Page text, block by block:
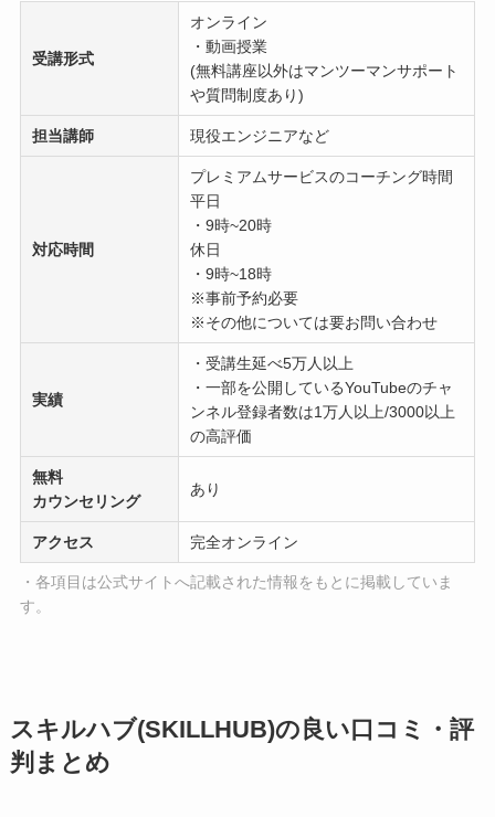
受講形式
オンライン
・動画授業
(無料講座以外はマンツーマンサポート
や質問制度あり)
担当講師 現役エンジニアなど
対応時間
プレミアムサービスのコーチング時間
平日
・9時~20時
休日
・9時~18時
※事前予約必要
※その他については要お問い合わせ
実績
・受講生延べ5万人以上
・一部を公開しているYouTubeのチャ
ンネル登録者数は1万人以上/3000以上
の高評価
無料
カウンセリング
あり
アクセス 完全オンライン
・各項目は公式サイトへ記載された情報をもとに掲載していま
す。
スキルハブ(SKILLHUB)の良い口コミ・評
判まとめ